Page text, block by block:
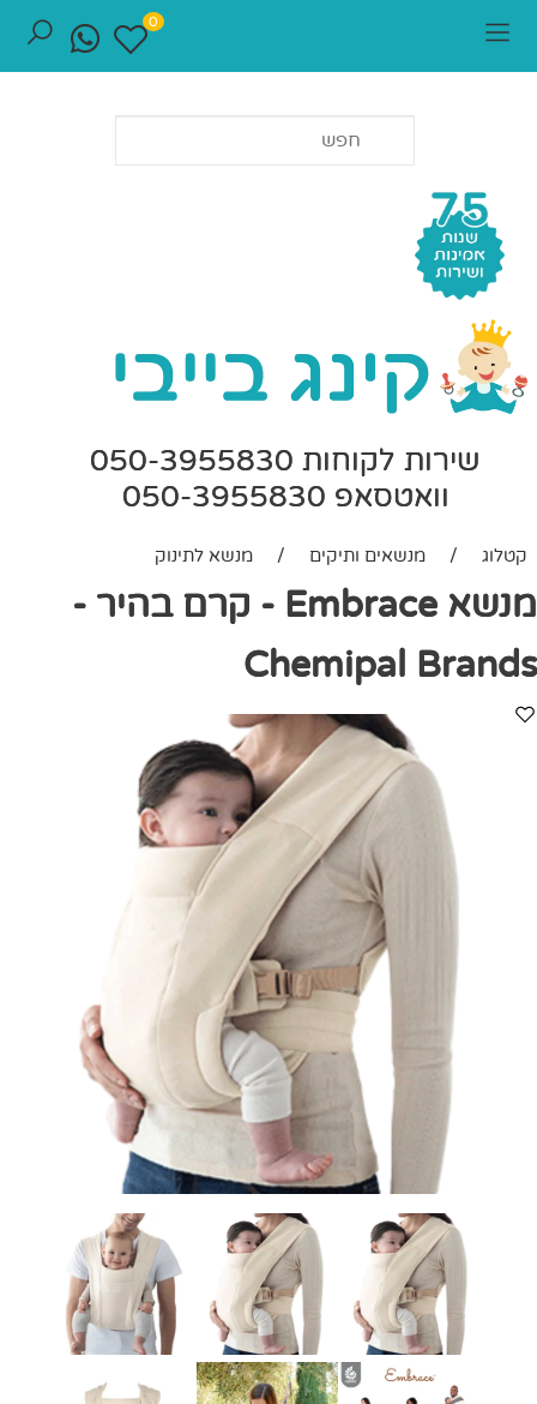
שירות לקוחות 050-3955830
וואטסאפ 050-3955830
0
קטלוג / מנשאים ותיקים / מנשא לתינוק
מנשא Embrace - קרם בהיר -
Chemipal Brands